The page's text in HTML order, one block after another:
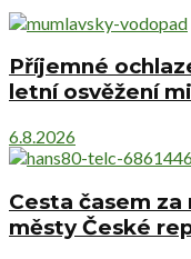
Příjemné
letní osvěžení
6.8.2026
Cesta časem
městy České